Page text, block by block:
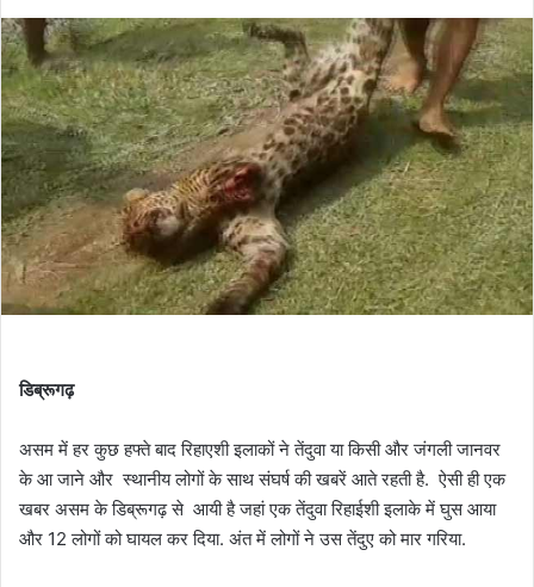
डिब्रूगढ़
असम में हर कुछ हफ्ते बाद रिहाएशी इलाकों ने तेंदुवा या किसी और जंगली जानवर
के आ जाने और स्थानीय लोगों के साथ संघर्ष की खबरें आते रहती है. ऐसी ही एक
खबर असम के डिब्रूगढ़ से आयी है जहां एक तेंदुवा रिहाईशी इलाके में घुस आया
और 12 लोगों को घायल कर दिया. अंत में लोगों ने उस तेंदुए को मार गरिया.